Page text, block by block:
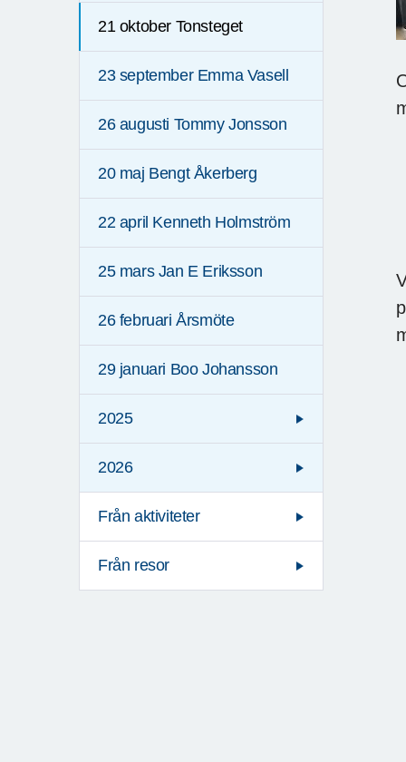
21 oktober Tonsteget
23 september Emma Vasell
26 augusti Tommy Jonsson
20 maj Bengt Åkerberg
22 april Kenneth Holmström
25 mars Jan E Eriksson
26 februari Årsmöte
29 januari Boo Johansson
2025
2026
Från aktiviteter
Från resor